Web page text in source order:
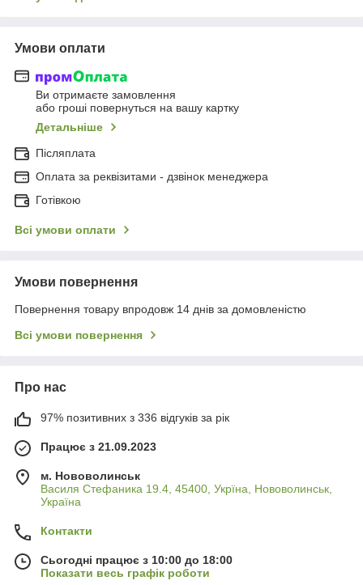
Умови оплати
Ви отримаєте замовлення
або гроші повернуться на вашу картку
Детальніше
Післяплата
Оплата за реквізитами - дзвінок менеджера
Готівкою
Всі умови оплати
Умови повернення
Повернення товару впродовж 14 днів за домовленістю
Всі умови повернення
Про нас
97% позитивних з 336 відгуків за рік
Працює з 21.09.2023
м. Нововолинськ
Василя Стефаника 19.4, 45400, Укрїна, Нововолинськ,
Україна
Контакти
Сьогодні працює з 10:00 до 18:00
Показати весь графік роботи